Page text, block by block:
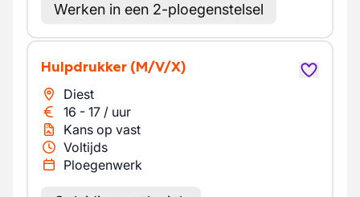
Werken in een 2-ploegenstelsel
Hulpdrukker (M/V/X)
Diest
16 - 17 / uur
Kans op vast
Voltijds
Ploegenwerk